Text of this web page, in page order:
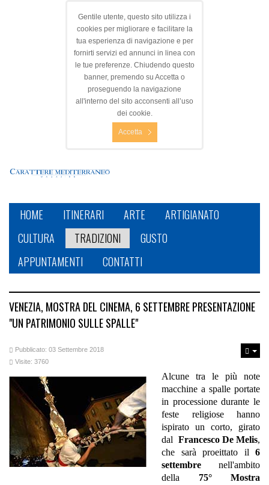
Gentile utente, questo sito utilizza i
cookies per migliorare e facilitare la
tua esperienza di navigazione e per
fornirti servizi ed annunci in linea con
le tue preferenze. Chiudendo questo
banner, premendo su Accetta o
proseguendo la navigazione
all'interno del sito acconsenti all’uso
dei cookie.
Accetta
HOME ITINERARI ARTE
ARTIGIANATO
CULTURA
TRADIZIONI
GUSTO
APPUNTAMENTI
CONTATTI
VENEZIA, MOSTRA DEL CINEMA, 6 SETTEMBRE PRESENTAZIONE
"UN PATRIMONIO SULLE SPALLE"
Pubblicato: 03 Settembre 2018
Visite: 3760
Alcune tra le più note
macchine a spalle portate
in processione durante le
feste religiose hanno
ispirato un corto, girato
dal Francesco De Melis,
che sarà proeittato il 6
settembre nell'ambito
della 75° Mostra